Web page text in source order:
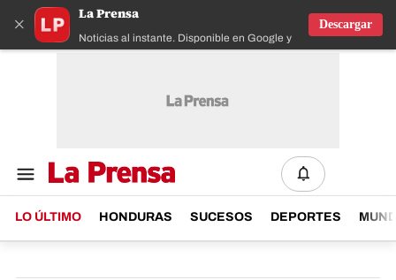
×
La Prensa
Noticias al instante. Disponible en Google y IOS
Descargar
LO ÚLTIMO HONDURAS SUCESOS DEPORTES